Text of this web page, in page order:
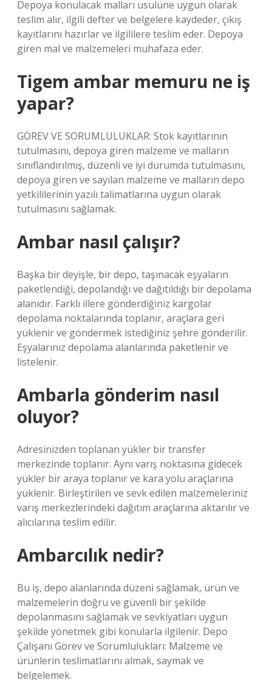
Depoya konulacak malları usulüne uygun olarak
teslim alır, ilgili defter ve belgelere kaydeder, çıkış
kayıtlarını hazırlar ve ilgililere teslim eder. Depoya
giren mal ve malzemeleri muhafaza eder.
Tigem ambar memuru ne iş
yapar?
GÖREV VE SORUMLULUKLAR: Stok kayıtlarının
tutulmasını, depoya giren malzeme ve malların
sınıflandırılmış, düzenli ve iyi durumda tutulmasını,
depoya giren ve sayılan malzeme ve malların depo
yetkililerinin yazılı talimatlarına uygun olarak
tutulmasını sağlamak.
Ambar nasıl çalışır?
Başka bir deyişle, bir depo, taşınacak eşyaların
paketlendiği, depolandığı ve dağıtıldığı bir depolama
alanıdır. Farklı illere gönderdiğiniz kargolar
depolama noktalarında toplanır, araçlara geri
yüklenir ve göndermek istediğiniz şehre gönderilir.
Eşyalarınız depolama alanlarında paketlenir ve
listelenir.
Ambarla gönderim nasıl
oluyor?
Adresinizden toplanan yükler bir transfer
merkezinde toplanır. Aynı varış noktasına gidecek
yükler bir araya toplanır ve kara yolu araçlarına
yüklenir. Birleştirilen ve sevk edilen malzemeleriniz
varış merkezlerindeki dağıtım araçlarına aktarılır ve
alıcılarına teslim edilir.
Ambarcılık nedir?
Bu iş, depo alanlarında düzeni sağlamak, ürün ve
malzemelerin doğru ve güvenli bir şekilde
depolanmasını sağlamak ve sevkiyatları uygun
şekilde yönetmek gibi konularla ilgilenir. Depo
Çalışanı Görev ve Sorumlulukları: Malzeme ve
ürünlerin teslimatlarını almak, saymak ve
belgelemek.